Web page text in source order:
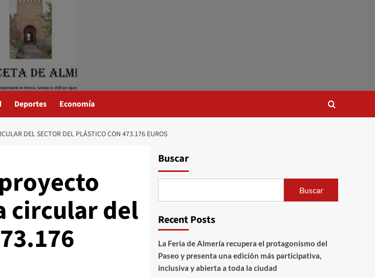
Deportes Economía
DEL SECTOR DEL PLÁSTICO CON 473.176 EUROS
circular del
Buscar
Buscar
Recent Posts
La Feria de Almería recupera el protagonismo del
Paseo y presenta una edición más participativa,
inclusiva y abierta a toda la ciudad